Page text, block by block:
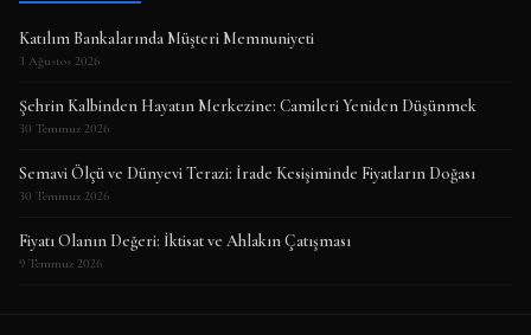
Katılım Bankalarında Müşteri Memnuniyeti
3 Ağustos 2026
Şehrin Kalbinden Hayatın Merkezine: Camileri Yeniden Düşünmek
30 Temmuz 2026
Semavi Ölçü ve Dünyevi Terazi: İrade Kesişiminde Fiyatların Doğası
30 Temmuz 2026
Fiyatı Olanın Değeri: İktisat ve Ahlakın Çatışması
9 Temmuz 2026